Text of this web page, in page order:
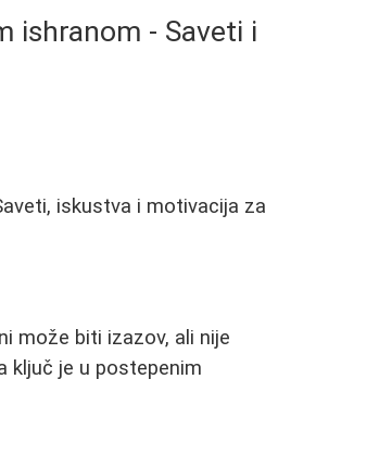
ishranom - Saveti i
iskustva i motivacija za
može biti izazov, ali nije
ključ je u postepenim